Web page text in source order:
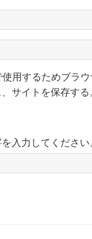
用するためブラ
サイトを保存する
入力してください